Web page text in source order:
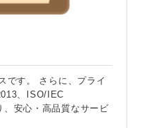
です。 さらに、プライ
、ISO/IEC
安心・高品質なサービ